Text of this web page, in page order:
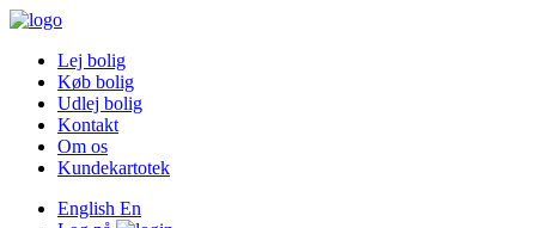
Lej bolig
Køb bolig
Udlej bolig
Kontakt
Om os
Kundekartotek
English En